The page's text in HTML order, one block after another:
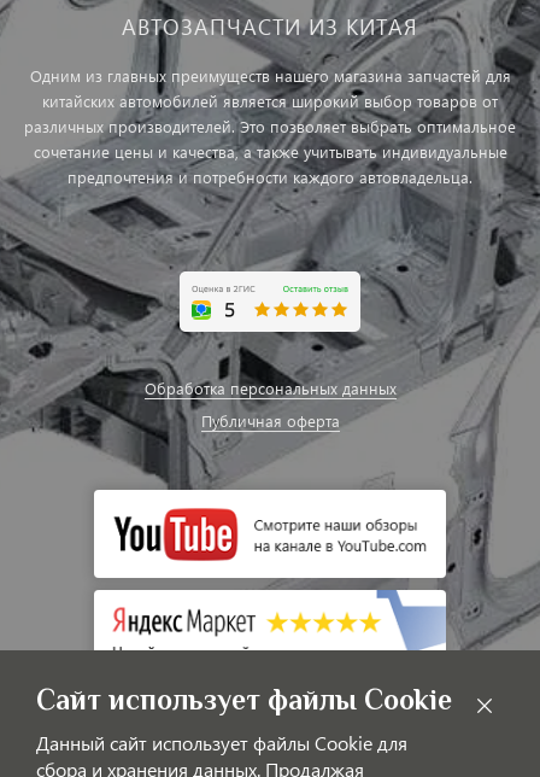
АВТОЗАПЧАСТИ ИЗ КИТАЯ
Одним из главных преимуществ нашего магазина запчастей для
китайских автомобилей является широкий выбор товаров от
различных производителей. Это позволяет выбрать оптимальное
сочетание цены и качества, а также учитывать индивидуальные
предпочтения и потребности каждого автовладельца.
Обработка персональных данных
Публичная оферта
Сайт использует файлы Cookie
Данный сайт использует файлы Cookie для
сбора и хранения данных. Продалжая